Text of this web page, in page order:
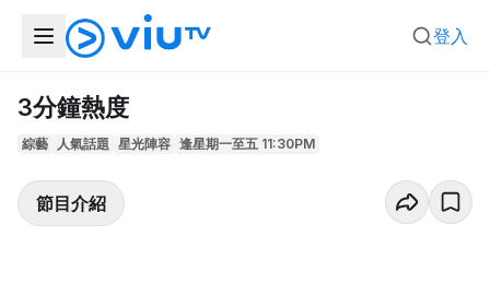
登入
3分鐘熱度
綜藝 人氣話題 星光陣容 逢星期一至五 11:30PM
節目介紹